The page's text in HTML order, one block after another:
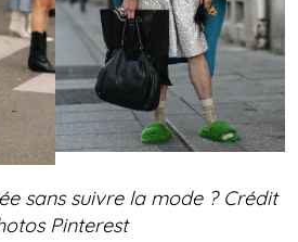
sans suivre la mode ?Crédit
Pinterest